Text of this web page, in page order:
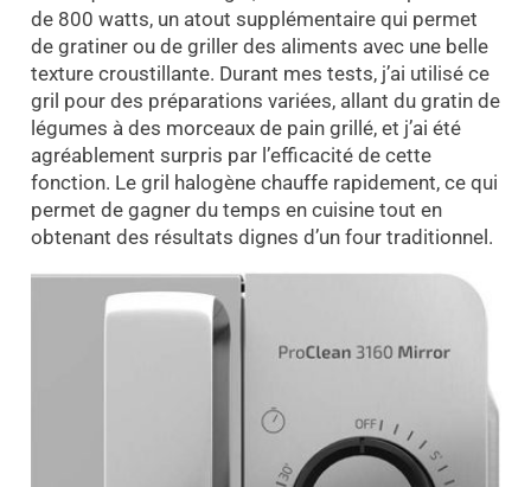
de 800 watts, un atout supplémentaire qui permet
de gratiner ou de griller des aliments avec une belle
texture croustillante. Durant mes tests, j’ai utilisé ce
gril pour des préparations variées, allant du gratin de
légumes à des morceaux de pain grillé, et j’ai été
agréablement surpris par l’efficacité de cette
fonction. Le gril halogène chauffe rapidement, ce qui
permet de gagner du temps en cuisine tout en
obtenant des résultats dignes d’un four traditionnel.